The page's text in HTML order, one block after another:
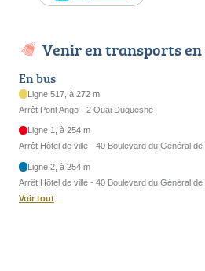
Venir en transports
En bus
Ligne 517, à 272 m
Arrêt Pont Ango - 2 Quai Duquesne
Ligne 1, à 254 m
Arrêt Hôtel de ville - 40 Boulevard du Général de
Ligne 2, à 254 m
Arrêt Hôtel de ville - 40 Boulevard du Général de
Voir tout